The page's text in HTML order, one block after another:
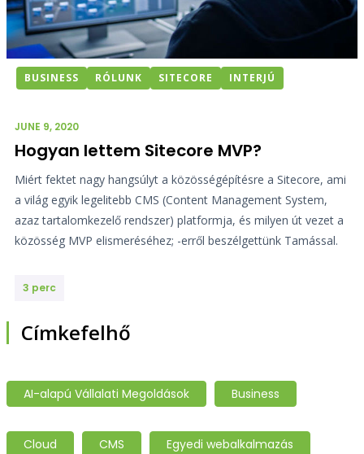
BUSINESS RÓLUNK SITECORE INTERJÚ
JUNE 9, 2020
Hogyan lettem Sitecore MVP?
Miért fektet nagy hangsúlyt a közösségépítésre a Sitecore, ami
a világ egyik legelitebb CMS (Content Management System,
azaz tartalomkezelő rendszer) platformja, és milyen út vezet a
közösség MVP elismeréséhez; -erről beszélgettünk Tamással.
3 perc
Címkefelhő
AI-alapú Vállalati Megoldások Business
Cloud CMS Egyedi webalkalmazás